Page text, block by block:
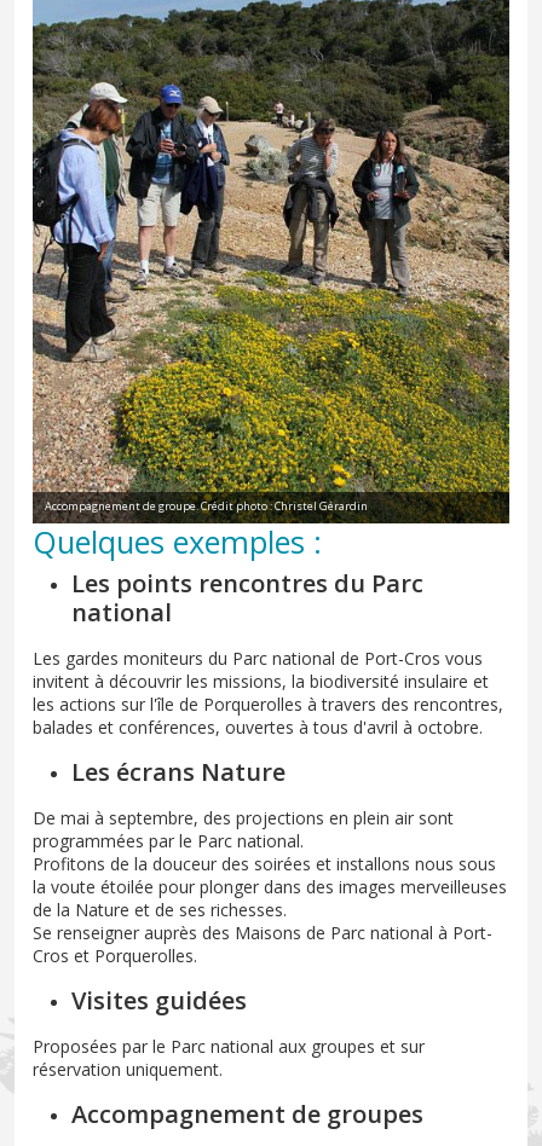
Accompagnement de groupe. Crédit photo : Christel Gérardin
Quelques exemples :
Les points rencontres du Parc
national
Les gardes moniteurs du Parc national de Port-Cros vous
invitent à découvrir les missions, la biodiversité insulaire et
les actions sur l'île de Porquerolles à travers des rencontres,
balades et conférences, ouvertes à tous d'avril à octobre.
Les écrans Nature
De mai à septembre, des projections en plein air sont
programmées par le Parc national.
Profitons de la douceur des soirées et installons nous sous
la voute étoilée pour plonger dans des images merveilleuses
de la Nature et de ses richesses.
Se renseigner auprès des Maisons de Parc national à Port-
Cros et Porquerolles.
Visites guidées
Proposées par le Parc national aux groupes et sur
réservation uniquement.
Accompagnement de groupes